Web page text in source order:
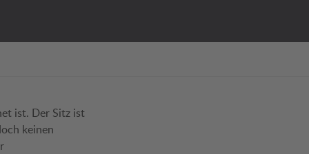
ist. Der Sitz ist
keinen